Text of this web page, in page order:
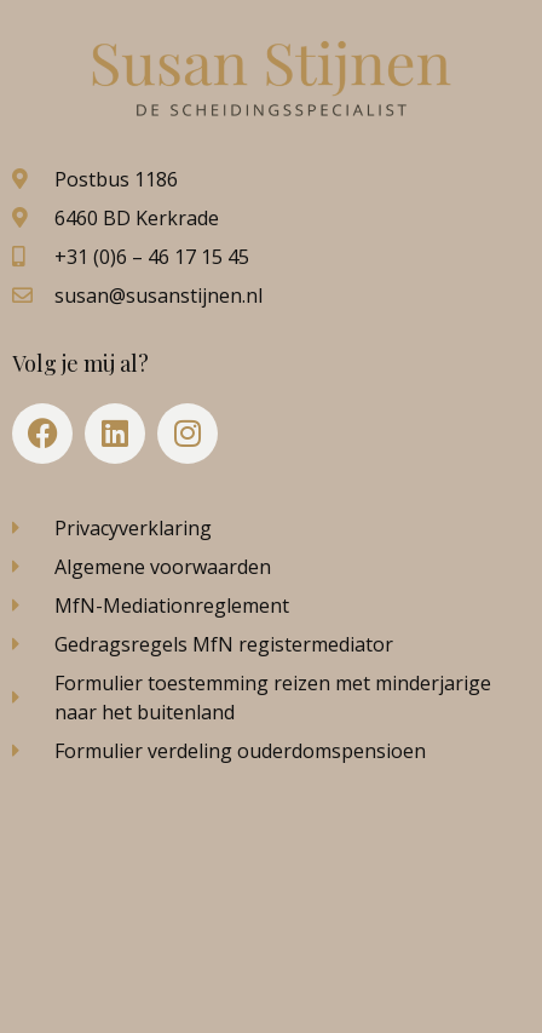
Postbus 1186
6460 BD Kerkrade
+31 (0)6 – 46 17 15 45
susan@susanstijnen.nl
Volg je mij al?
Privacyverklaring
Algemene voorwaarden
MfN-Mediationreglement
Gedragsregels MfN registermediator
Formulier toestemming reizen met minderjarige
naar het buitenland
Formulier verdeling ouderdomspensioen